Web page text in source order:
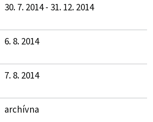
30. 7. 2014 - 31. 12. 2014
6. 8. 2014
7. 8. 2014
archívna